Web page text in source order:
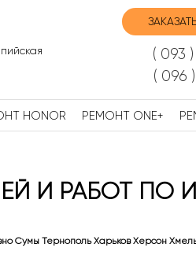
( 093
( 096
HONOR РЕМОНТ ONE+
И РАБОТ ПО
Сумы Тернополь Харьков Херсон